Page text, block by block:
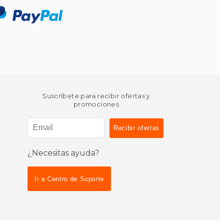
Suscríbete para recibir ofertas y
promociones
¿Necesitas ayuda?
Ir a Centro de Soporte